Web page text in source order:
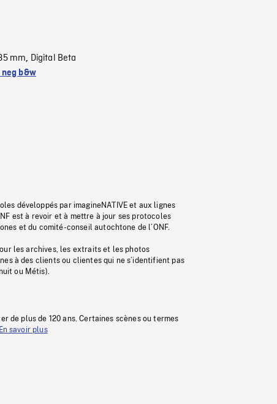
mm, Digital Beta
b&w
développés par imagineNATIVE et aux lignes
est à revoir et à mettre à jour ses protocoles
et du comité-conseil autochtone de l’ONF.
les archives, les extraits et les photos
à des clients ou clientes qui ne s’identifient pas
ou Métis).
de plus de 120 ans. Certaines scènes ou termes
En savoir plus